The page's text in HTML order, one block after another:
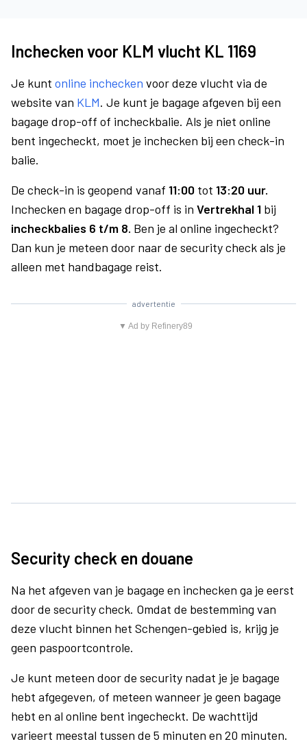
Inchecken voor KLM vlucht KL 1169
Je kunt online inchecken voor deze vlucht via de
website van KLM. Je kunt je bagage afgeven bij een
bagage drop-off of incheckbalie. Als je niet online
bent ingecheckt, moet je inchecken bij een check-in
balie.
De check-in is geopend vanaf 11:00 tot 13:20 uur.
Inchecken en bagage drop-off is in Vertrekhal 1 bij
incheckbalies 6 t/m 8. Ben je al online ingecheckt?
Dan kun je meteen door naar de security check als je
alleen met handbagage reist.
advertentie
▼ Ad by Refinery89
Security check en douane
Na het afgeven van je bagage en inchecken ga je eerst
door de security check. Omdat de bestemming van
deze vlucht binnen het Schengen-gebied is, krijg je
geen paspoortcontrole.
Je kunt meteen door de security nadat je je bagage
hebt afgegeven, of meteen wanneer je geen bagage
hebt en al online bent ingecheckt. De wachttijd
varieert meestal tussen de 5 minuten en 20 minuten.